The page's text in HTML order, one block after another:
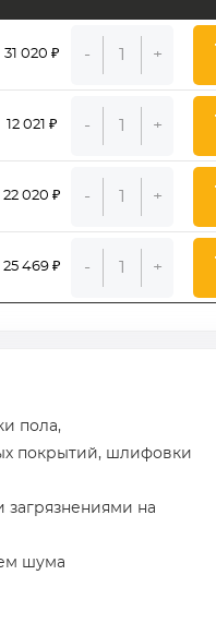
31 020 ₽
12 021 ₽
22 020 ₽
25 469 ₽
- +
- +
- +
- +
пола,
покрытий, шлифовки
загрязнениями на
шума